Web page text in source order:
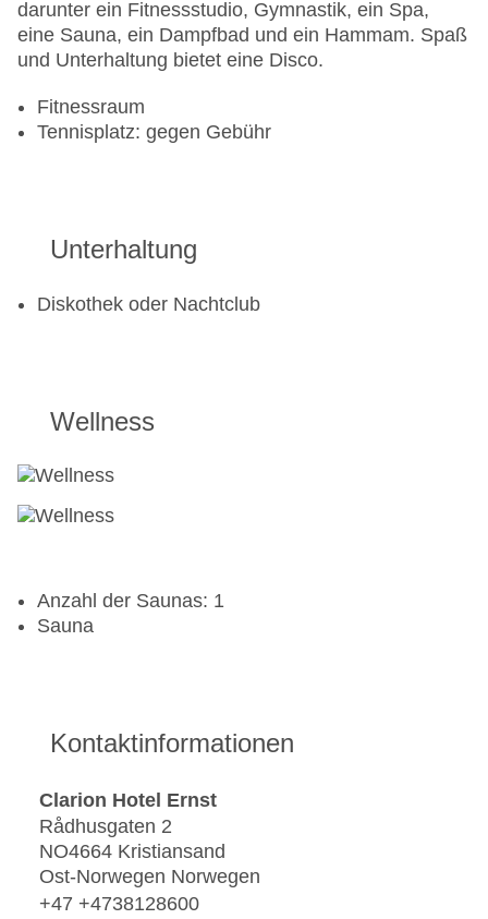
darunter ein Fitnessstudio, Gymnastik, ein Spa,
eine Sauna, ein Dampfbad und ein Hammam. Spaß
und Unterhaltung bietet eine Disco.
Fitnessraum
Tennisplatz: gegen Gebühr
Unterhaltung
Diskothek oder Nachtclub
Wellness
Anzahl der Saunas: 1
Sauna
Kontaktinformationen
Clarion Hotel Ernst
Rådhusgaten 2
NO4664 Kristiansand
Ost-Norwegen Norwegen
+47 +4738128600